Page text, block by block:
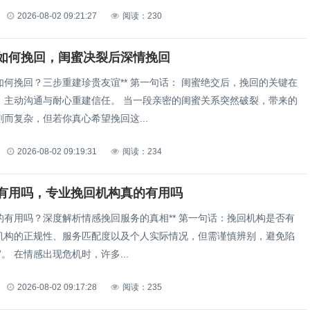
2026-08-02 09:21:27 阅读：230
何挽回，闺蜜决裂后深情挽回
何挽回？三步重建珍贵友谊** 第一句话： 闺蜜绝交后，挽回的关键在
主动沟通与耐心重建信任。 当一段亲密的闺蜜关系突然破裂，带来的
复杂，但若你真心希望挽回这...
2026-08-02 09:19:31 阅读：234
用吗，专业挽回机构真的有用吗
有用吗？深度解析情感挽回服务的真相** 第一句话：挽回机构是否有
构的正规性、服务匹配度以及个人实际情况，但需谨慎辨别，避免陷
入“情感陷阱”。 在情感出现危机时，许多...
2026-08-02 09:17:28 阅读：235